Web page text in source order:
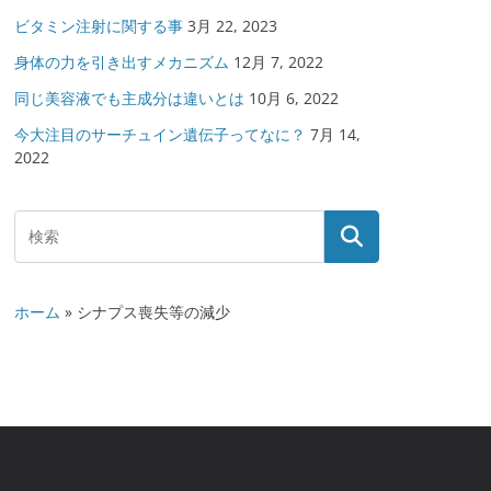
ビタミン注射に関する事 3月 22, 2023
身体の力を引き出すメカニズム 12月 7, 2022
同じ美容液でも主成分は違いとは 10月 6, 2022
今大注目のサーチュイン遺伝子ってなに？ 7月 14,
2022
ホーム » シナプス喪失等の減少